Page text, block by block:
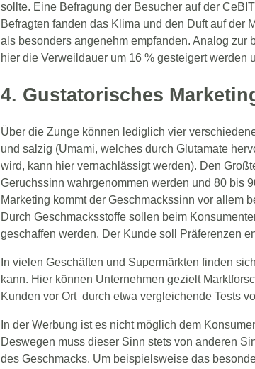
sollte. Eine Befragung der Besucher auf der
Befragten fanden das Klima und den Duft auf der
als besonders angenehm empfanden. Analog
hier die Verweildauer um 16 % gesteigert
4. Gustatorisches
Über die Zunge können lediglich vier
und salzig (Umami, welches durch Glutamate
wird, kann hier vernachlässigt werden). Den
Geruchssinn wahrgenommen werden und 80 bis
Marketing kommt der Geschmackssinn vor allem
Durch Geschmacksstoffe sollen beim
geschaffen werden. Der Kunde soll Präferenzen
In vielen Geschäften und Supermärkten finden
kann. Hier können Unternehmen gezielt
Kunden vor Ort durch etwa vergleichende Tests
In der Werbung ist es nicht möglich dem
Deswegen muss dieser Sinn stets von anderen
des Geschmacks. Um beispielsweise das